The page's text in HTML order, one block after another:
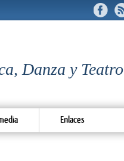
Danza y Teatro
Enlaces